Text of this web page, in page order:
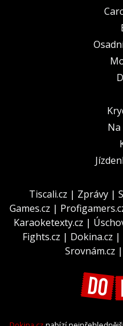
Tiscali.cz | Zprávy |
Games.cz |
Karaoketexty.cz |
Fights.cz | Dokina.cz |
Srovnám.cz |